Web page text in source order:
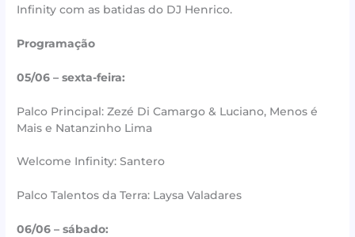
Infinity com as batidas do DJ Henrico.
Programação
05/06 – sexta-feira:
Palco Principal: Zezé Di Camargo & Luciano, Menos é
Mais e Natanzinho Lima
Welcome Infinity: Santero
Palco Talentos da Terra: Laysa Valadares
06/06 – sábado: